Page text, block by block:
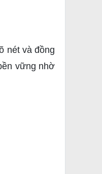
nét và đồng
vững nhờ